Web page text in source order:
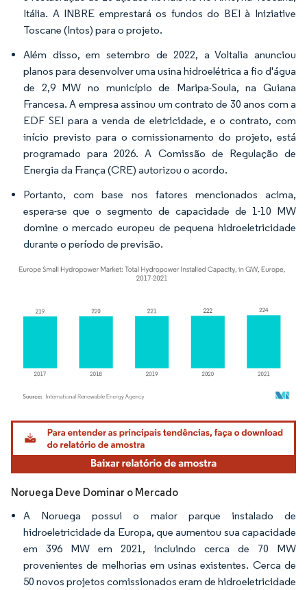
Itália. A INBRE emprestará os fundos do BEI à Iniziative
Toscane (Intos) para o projeto.
Além disso, em setembro de 2022, a Voltalia anunciou
planos para desenvolver uma usina hidroelétrica a fio d'água
de 2,9 MW no município de Maripa-Soula, na Guiana
Francesa. A empresa assinou um contrato de 30 anos com a
EDF SEI para a venda de eletricidade, e o contrato, com
início previsto para o comissionamento do projeto, está
programado para 2026. A Comissão de Regulação de
Energia da França (CRE) autorizou o acordo.
Portanto, com base nos fatores mencionados acima,
espera-se que o segmento de capacidade de 1-10 MW
domine o mercado europeu de pequena hidroeletricidade
durante o período de previsão.
Imagem © Mordor Intelligence. O reuso requer atribuição conforme CC BY 4.0.
Noruega Deve Dominar o Mercado
A Noruega possui o maior parque instalado de
hidroeletricidade da Europa, que aumentou sua capacidade
em 396 MW em 2021, incluindo cerca de 70 MW
provenientes de melhorias em usinas existentes. Cerca de
50 novos projetos comissionados eram de hidroeletricidade